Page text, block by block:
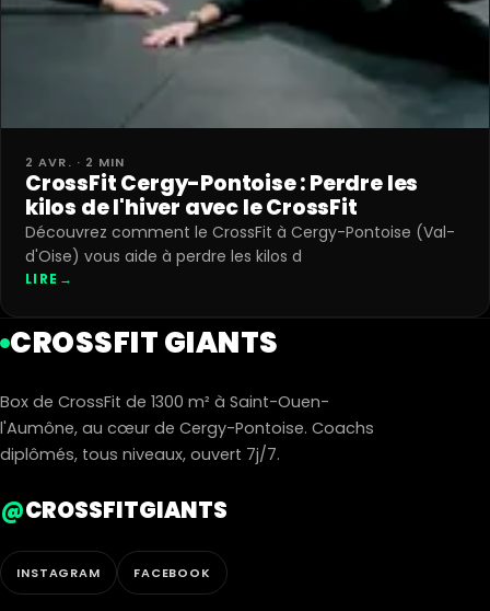
2 AVR. · 2 MIN
CrossFit Cergy-Pontoise : Perdre les
kilos de l'hiver avec le CrossFit
Découvrez comment le CrossFit à Cergy-Pontoise (Val-
d'Oise) vous aide à perdre les kilos d
LIRE →
CROSSFIT GIANTS
Box de CrossFit de 1300 m² à Saint-Ouen-
l'Aumône, au cœur de Cergy-Pontoise. Coachs
diplômés, tous niveaux, ouvert 7j/7.
@CROSSFITGIANTS
INSTAGRAM FACEBOOK